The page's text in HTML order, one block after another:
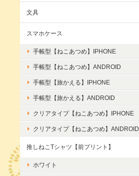
文具
スマホケース
手帳型【ねこあつめ】IPHONE
手帳型【ねこあつめ】ANDROID
手帳型【旅かえる】IPHONE
手帳型【旅かえる】ANDROID
クリアタイプ【ねこあつめ】IPHONE
クリアタイプ【ねこあつめ】ANDROID
推しねこTシャツ【前プリント】
ホワイト